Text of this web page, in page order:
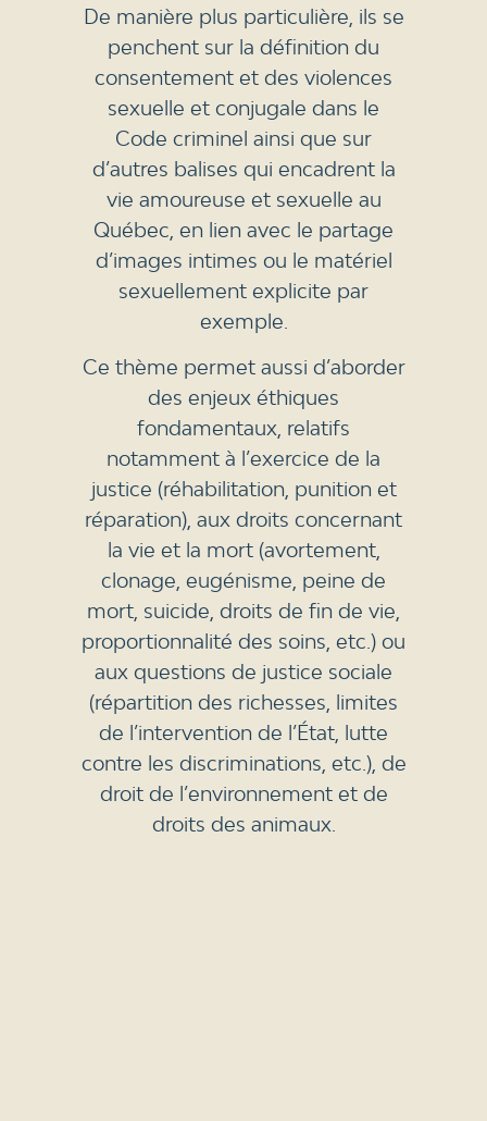
De manière plus particulière, ils se
penchent sur la définition du
consentement et des violences
sexuelle et conjugale dans le
Code criminel ainsi que sur
d’autres balises qui encadrent la
vie amoureuse et sexuelle au
Québec, en lien avec le partage
d’images intimes ou le matériel
sexuellement explicite par
exemple.
Ce thème permet aussi d’aborder
des enjeux éthiques
fondamentaux, relatifs
notamment à l’exercice de la
justice (réhabilitation, punition et
réparation), aux droits concernant
la vie et la mort (avortement,
clonage, eugénisme, peine de
mort, suicide, droits de fin de vie,
proportionnalité des soins, etc.) ou
aux questions de justice sociale
(répartition des richesses, limites
de l’intervention de l’État, lutte
contre les discriminations, etc.), de
droit de l’environnement et de
droits des animaux.